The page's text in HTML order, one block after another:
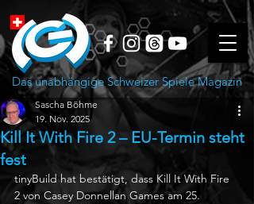
Das unabhängige Schweizer Spiele Magazin
Kill It With Fire 2 – EU-Termin steht
fest
Sascha Böhme
19. Nov. 2025
tinyBuild hat bestätigt, dass Kill It With Fire
2 von Casey Donnellan Games am 25.